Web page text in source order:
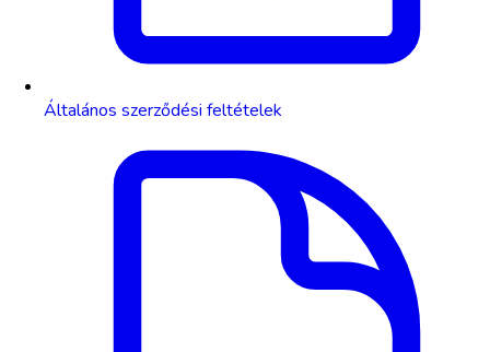
Általános szerződési feltételek